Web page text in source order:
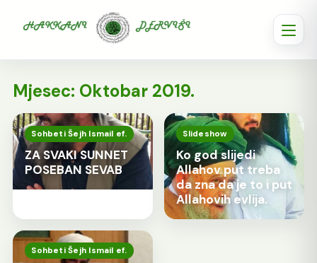
Mjesec: Oktobar 2019.
Sohbeti Šejh Ismail ef.
ZA SVAKI SUNNET
POSEBAN SEVAB
Slideshow
Ko god slijedi
Allahov put treba
da zna da je to i put
Allahovih evlija.
Sohbeti Šejh Ismail ef.